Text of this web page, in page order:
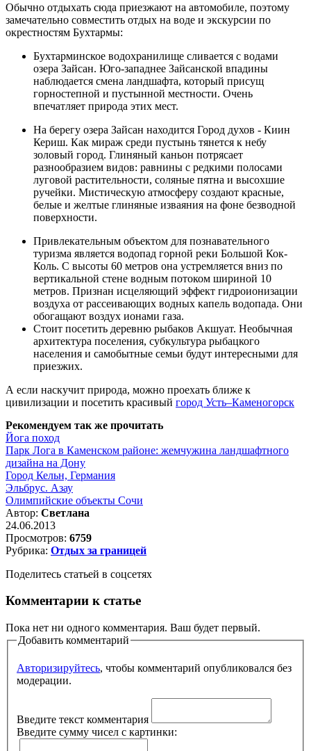
Обычно отдыхать сюда приезжают на автомобиле, поэтому
замечательно совместить отдых на воде и экскурсии по
окрестностям Бухтармы:
Бухтарминское водохранилище сливается с водами
озера Зайсан. Юго-западнее Зайсанской впадины
наблюдается смена ландшафта, который присущ
горностепной и пустынной местности. Очень
впечатляет природа этих мест.
На берегу озера Зайсан находится Город духов - Киин
Кериш. Как мираж среди пустынь тянется к небу
золовый город. Глиняный каньон потрясает
разнообразием видов: равнины с редкими полосами
луговой растительности, соляные пятна и высохшие
ручейки. Мистическую атмосферу создают красные,
белые и желтые глиняные изваяния на фоне безводной
поверхности.
Привлекательным объектом для познавательного
туризма является водопад горной реки Большой Кок-
Коль. С высоты 60 метров она устремляется вниз по
вертикальной стене водным потоком шириной 10
метров. Признан исцеляющий эффект гидроионизации
воздуха от рассеивающих водных капель водопада. Они
обогащают воздух ионами газа.
Стоит посетить деревню рыбаков Акшуат. Необычная
архитектура поселения, субкультура рыбацкого
населения и самобытные семьи будут интересными для
приезжих.
А если наскучит природа, можно проехать ближе к
цивилизации и посетить красивый город Усть–Каменогорск
Рекомендуем так же прочитать
Йога поход
Парк Лога в Каменском районе: жемчужина ландшафтного
дизайна на Дону
Город Кельн, Германия
Эльбрус. Азау
Олимпийские объекты Сочи
Автор: Светлана
24.06.2013
Просмотров: 6759
Рубрика: Отдых за границей
Поделитесь статьей в соцсетях
Комментарии к статье
Пока нет ни одного комментария. Ваш будет первый.
Добавить комментарий
Авторизируйтесь, чтобы комментарий опубликовался без
модерации.
Введите текст комментария
Введите сумму чисел с картинки: